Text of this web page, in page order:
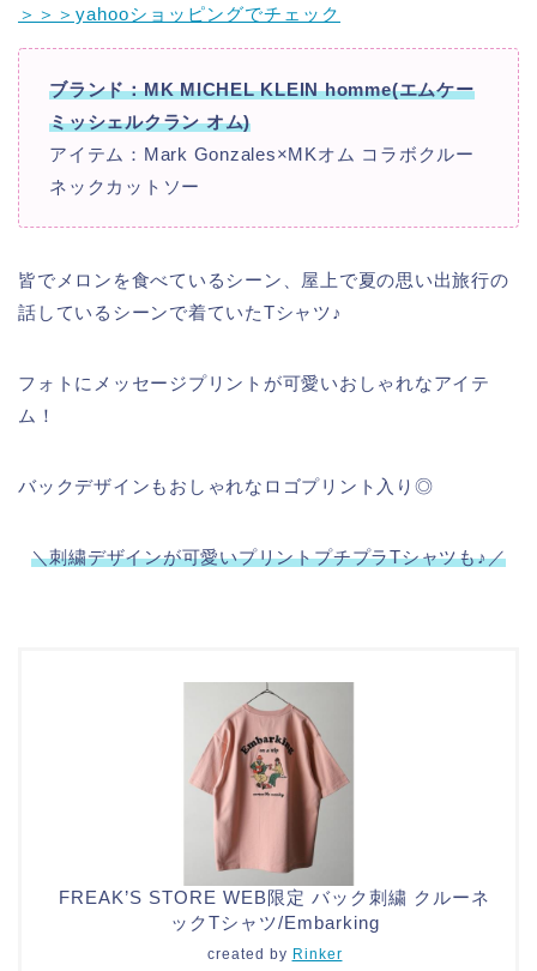
＞＞＞yahooショッピングでチェック
ブランド：MK MICHEL KLEIN homme(エムケー
ミッシェルクラン オム)
アイテム：Mark Gonzales×MKオム コラボクルー
ネックカットソー
皆でメロンを食べているシーン、屋上で夏の思い出旅行の
話しているシーンで着ていたTシャツ♪
フォトにメッセージプリントが可愛いおしゃれなアイテ
ム！
バックデザインもおしゃれなロゴプリント入り◎
＼刺繍デザインが可愛いプリントプチプラTシャツも♪／
FREAK’S STORE WEB限定 バック刺繍 クルーネ
ックTシャツ/Embarking
created by Rinker